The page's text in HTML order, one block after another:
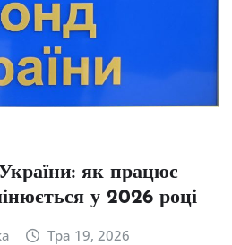
як працює
у 2026 році
Тра 19, 2026